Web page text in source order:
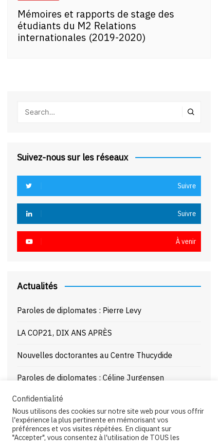
Mémoires et rapports de stage des
étudiants du M2 Relations
internationales (2019-2020)
Suivez-nous sur les réseaux
Suivre
Suivre
À venir
Actualités
Paroles de diplomates : Pierre Levy
LA COP21, DIX ANS APRÈS
Nouvelles doctorantes au Centre Thucydide
Paroles de diplomates : Céline Jurgensen
Journée d’étude : La Mer Noire enjeux stratégiques
et juridiques – 21/10/25
Confidentialité
Nous utilisons des cookies sur notre site web pour vous offrir
l'expérience la plus pertinente en mémorisant vos
préférences et vos visites répétées. En cliquant sur
"Accepter", vous consentez à l'utilisation de TOUS les